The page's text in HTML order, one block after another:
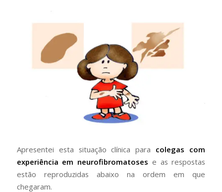
Apresentei esta situação clínica para colegas com
experiência em neurofibromatoses e as respostas
estão reproduzidas abaixo na ordem em que
chegaram.